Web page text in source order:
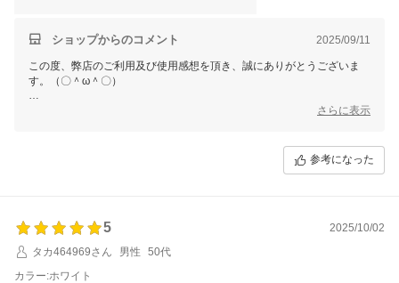
不満は、なんとなく箱開けた時に独特な匂いが…使うときもまだ
取れるのかな？と。
ショップからのコメント 2025/09/11
この度、弊店のご利用及び使用感想を頂き、誠にありがとうございま
す。（〇＾ω＾〇）
ご多用にもかかわらず、丁寧なご使用感想をいただき本当に嬉しい限り
お買い上げ商品は少しでもお客様のお役に立てれば幸いです。
これからもまた何がございましたら、是非お気軽にショップまでお問い
を開始してください。
今後も変わらぬご愛顧のほど、よろしくお願いいたします。
さらに表示
参考になった
5
2025/10/02
タカ464969さん
男性
50代
カラー:ホワイト